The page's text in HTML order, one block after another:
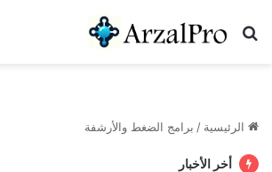
بحث عن
الرئيسية / برامج الضغط والأرشفة
أخر الأخبار